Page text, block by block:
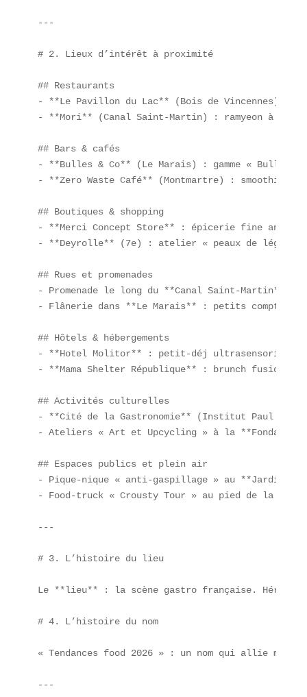
---
# 2. Lieux d’intérêt à proximité
## Restaurants
- **Le Pavillon du Lac** (Bois de Vincennes) :
- **Mori** (Canal Saint-Martin) : ramyeon à la
## Bars & cafés
- **Bulles & Co** (Le Marais) : gamme « Bulles
- **Zero Waste Café** (Montmartre) : smoothie
## Boutiques & shopping
- **Merci Concept Store** : épicerie fine anti-
- **Deyrolle** (7e) : atelier « peaux de légumes
## Rues et promenades
- Promenade le long du **Canal Saint-Martin**
- Flânerie dans **Le Marais** : petits comptoirs
## Hôtels & hébergements
- **Hotel Molitor** : petit-déj ultrasensoriel.
- **Mama Shelter République** : brunch fusion.
## Activités culturelles
- **Cité de la Gastronomie** (Institut Paul
- Ateliers « Art et Upcycling » à la **Fondation
## Espaces publics et plein air
- Pique-nique « anti-gaspillage » au **Jardin
- Food-truck « Crousty Tour » au pied de la
---
# 3. L’histoire du lieu
Le **lieu** : la scène gastro française. Héritière
# 4. L’histoire du nom
« Tendances food 2026 » : un nom qui allie
---